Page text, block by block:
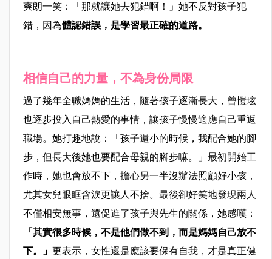
爽朗一笑：「那就讓她去犯錯啊！」她不反對孩子犯
錯，因為體認錯誤，是學習最正確的道路。
相信自己的力量，不為身份局限
過了幾年全職媽媽的生活，隨著孩子逐漸長大，曾愷玹
也逐步投入自己熱愛的事情，讓孩子慢慢適應自己重返
職場。她打趣地說：「孩子還小的時候，我配合她的腳
步，但長大後她也要配合母親的腳步嘛。」最初開始工
作時，她也會放不下，擔心另一半沒辦法照顧好小孩，
尤其女兒眼眶含淚更讓人不捨。最後卻好笑地發現兩人
不僅相安無事，還促進了孩子與先生的關係，她感嘆：
「其實很多時候，不是他們做不到，而是媽媽自己放不
下。」 更表示，女性還是應該要保有自我，才是真正健